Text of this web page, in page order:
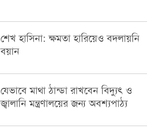
শেখ হাসিনা: ক্ষমতা হারিয়েও বদলায়নি
বয়ান
যেভাবে মাথা ঠান্ডা রাখবেন বিদ্যুৎ ও
জ্বালানি মন্ত্রণালয়ের জন্য অবশ্যপাঠ্য